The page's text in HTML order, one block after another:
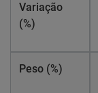
Variação
(%)
Peso (%)